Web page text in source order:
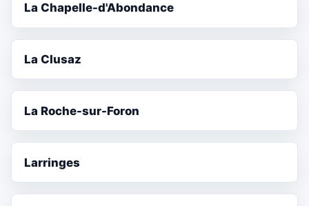
La Chapelle-d'Abondance
La Clusaz
La Roche-sur-Foron
Larringes